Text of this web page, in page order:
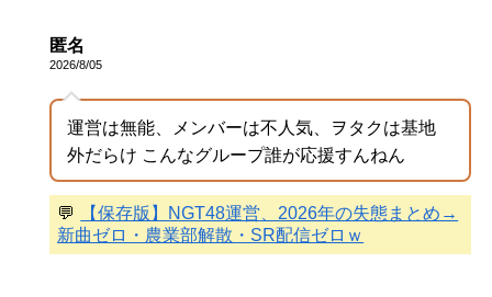
匿名
2026/8/05
運営は無能、メンバーは不人気、ヲタクは基地
外だらけ こんなグループ誰が応援すんねん
💬
【保存版】NGT48運営、2026年の失態まとめ→
新曲ゼロ・農業部解散・SR配信ゼロｗ